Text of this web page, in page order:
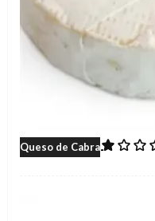
Queso de Cabra1.00